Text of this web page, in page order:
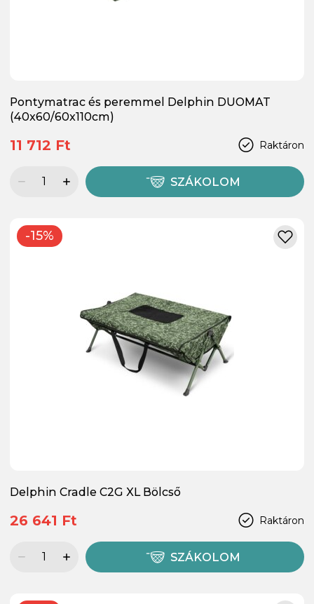
Pontymatrac és peremmel Delphin DUOMAT
(40x60/60x110cm)
Raktáron
11 712 Ft
SZÁKOLOM
-15%
Delphin Cradle C2G XL Bölcső
Raktáron
26 641 Ft
SZÁKOLOM